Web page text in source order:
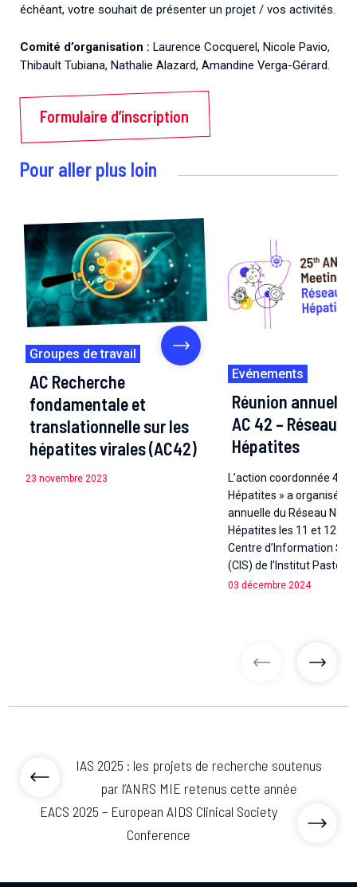
échéant, votre souhait de présenter un projet / vos activités.
Comité d’organisation : Laurence Cocquerel, Nicole Pavio,
Thibault Tubiana, Nathalie Alazard, Amandine Verga-Gérard.
Formulaire d’inscription
Pour aller plus loin
Groupes de travail
AC Recherche
fondamentale et
translationnelle sur les
hépatites virales (AC42)
23 novembre 2023
Evénements
Réunion annuelle
AC 42 – Réseau
Hépatites
L’action coordonnée 42 «
Hépatites » a organisé la
annuelle du Réseau
Hépatites les 11 et 12
Centre d’Information
(CIS) de l’Institut Pasteur
03 décembre 2024
IAS 2025 : les projets de recherche soutenus
par l’ANRS MIE retenus cette année
EACS 2025 – European AIDS Clinical Society
Conference